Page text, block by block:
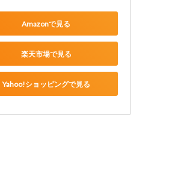
Amazonで見る
楽天市場で見る
Yahoo!ショッピングで見る